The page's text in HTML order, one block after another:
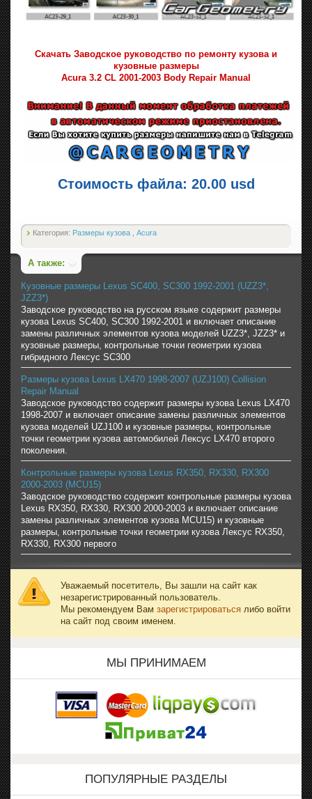
Скачать Заводское руководство по ремонту кузова и
кузовные размеры
Acura 3.2 CL 2001-2003 Body Repair Manual
Стоимость файла: 20.00 usd
Категория: Размеры кузова Acura
А также:
Кузовные размеры Lexus SC400, SC300 1992-2001 (UZZ3*,
JZZ3*)
Заводское руководство на русском языке содержит размеры
кузова Lexus SC400, SC300 1992-2001 и включает описание
замены различных элементов кузова моделей UZZ3*, JZZ3* и
кузовные размеры, контрольные точки геометрии кузова
гибридного Лексус SC300
Размеры кузова Lexus LX470 1998-2007 (UZJ100) Collision
Repair Manual
Заводское руководство содержит размеры кузова Lexus LX470
1998-2007 и включает описание замены различных элементов
кузова моделей UZJ100 и кузовные размеры, контрольные
точки геометрии кузова автомобилей Лексус LX470 второго
поколения.
Контрольные размеры кузова Lexus RX350, RX330, RX300
2000-2003 (MCU15)
Заводское руководство содержит контрольные размеры кузова
Lexus RX350, RX330, RX300 2000-2003 и включает описание
замены различных элементов кузова MCU15) и кузовные
размеры, контрольные точки геометрии кузова Лексус RX350,
RX330, RX300 первого
Уважаемый посетитель, Вы зашли на сайт как
незарегистрированный пользователь.
Мы рекомендуем Вам зарегистрироваться либо войти
на сайт под своим именем.
МЫ ПРИНИМАЕМ
ПОПУЛЯРНЫЕ РАЗДЕЛЫ